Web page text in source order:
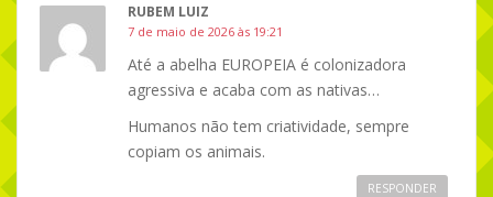
RUBEM LUIZ
7 de maio de 2026 às 19:21
Até a abelha EUROPEIA é colonizadora
agressiva e acaba com as nativas…
Humanos não tem criatividade, sempre
copiam os animais.
RESPONDER